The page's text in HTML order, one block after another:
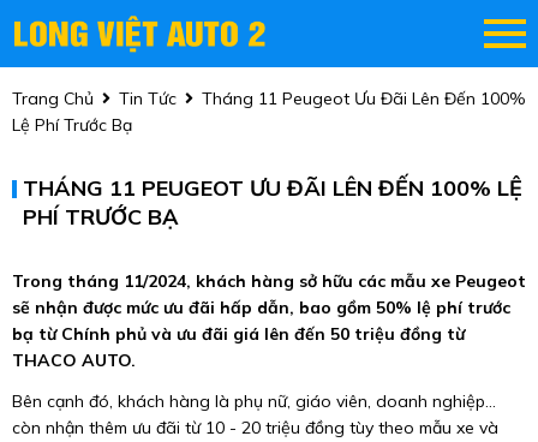
Trang Chủ Tin Tức
Tháng 11 Peugeot Ưu Đãi Lên Đến 100%
Lệ Phí Trước Bạ
THÁNG 11 PEUGEOT ƯU ĐÃI LÊN ĐẾN 100% LỆ
PHÍ TRƯỚC BẠ
Trong tháng 11/2024, khách hàng sở hữu các mẫu xe Peugeot
sẽ nhận được mức ưu đãi hấp dẫn, bao gồm 50% lệ phí trước
bạ từ Chính phủ và ưu đãi giá lên đến 50 triệu đồng từ
THACO AUTO.
Bên cạnh đó, khách hàng là phụ nữ, giáo viên, doanh nghiệp…
còn nhận thêm ưu đãi từ 10 - 20 triệu đồng tùy theo mẫu xe và